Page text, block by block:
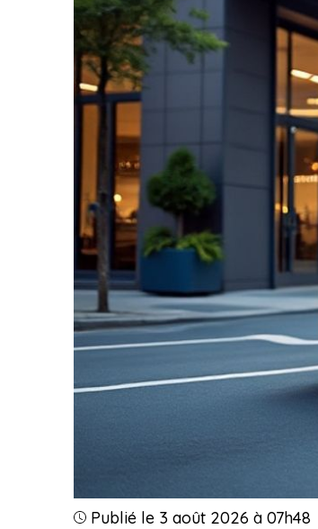
Publié le 3 août 2026 à 07h48